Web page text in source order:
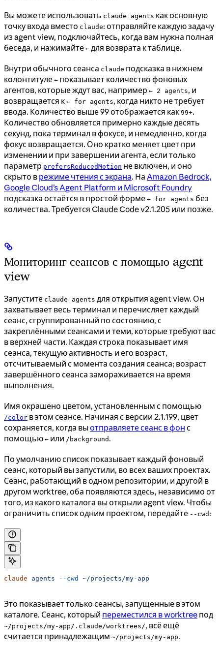
Вы можете использовать claude agents как основную
точку входа вместо claude: отправляйте каждую задачу
из agent view, подключайтесь, когда вам нужна полная
беседа, и нажимайте ← для возврата к таблице.
Внутри обычного сеанса claude подсказка в нижнем
колонтитуле ← показывает количество фоновых
агентов, которые ждут вас, например ← 2 agents, и
возвращается к ← for agents, когда никто не требует
ввода. Количество выше 99 отображается как 99+.
Количество обновляется примерно каждые десять
секунд, пока терминал в фокусе, и немедленно, когда
фокус возвращается. Оно кратко меняет цвет при
изменении и при завершении агента, если только
параметр prefersReducedMotion не включен, и оно
скрыто в режиме чтения с экрана. На Amazon Bedrock,
Google Cloud’s Agent Platform и Microsoft Foundry
подсказка остаётся в простой форме ← for agents без
количества. Требуется Claude Code v2.1.205 или позже.
Мониторинг сеансов с помощью agent
view
Запустите claude agents для открытия agent view. Он
захватывает весь терминал и перечисляет каждый
сеанс, сгруппированный по состоянию, с
закреплёнными сеансами и теми, которые требуют вас
в верхней части. Каждая строка показывает имя
сеанса, текущую активность и его возраст,
отсчитываемый с момента создания сеанса; возраст
завершённого сеанса замораживается на время
выполнения.
Имя окрашено цветом, установленным с помощью
/color в этом сеансе. Начиная с версии 2.1.199, цвет
сохраняется, когда выотправляете сеанс в фон с
помощью ← или /background .
По умолчанию список показывает каждый фоновый
сеанс, который вы запустили, во всех ваших проектах.
Сеанс, работающий в одном репозитории, и другой в
другом worktree, оба появляются здесь, независимо от
того, из какого каталога вы открыли agent view. Чтобы
ограничить список одним проектом, передайте --cwd :
claude agents --cwd ~/projects/my-app
Это показывает только сеансы, запущенные в этом
каталоге. Сеанс, который переместился в worktree под
~/projects/my-app/.claude/worktrees/, всё ещё
считается принадлежащим ~/projects/my-app.